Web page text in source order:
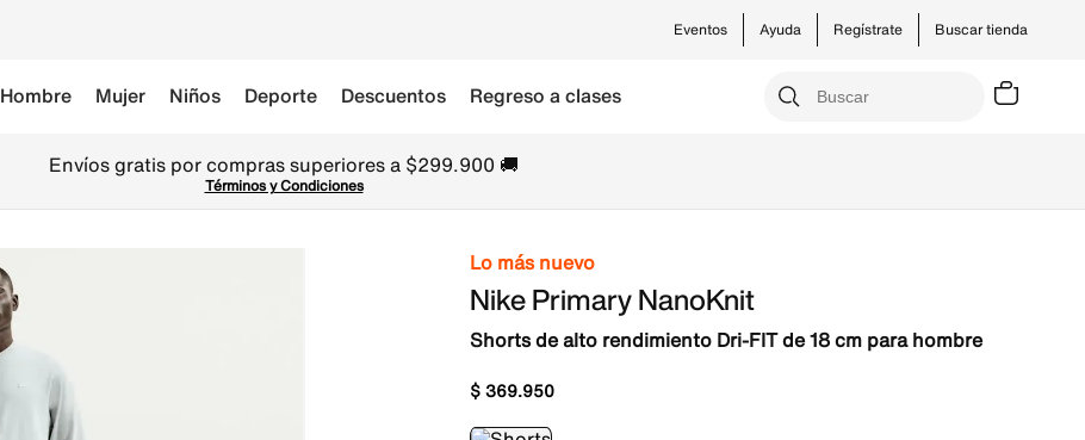
Buscar tienda
Ayuda Regístrate
Eventos
Hombre Mujer Niños Deporte Descuentos Regreso a clases
Envíos gratis por compras superiores a $299.900 🚚
Términos y Condiciones
Lo más nuevo
Nike Primary NanoKnit
Shorts de alto rendimiento Dri-FIT de 18 cm para hombre
$369.950